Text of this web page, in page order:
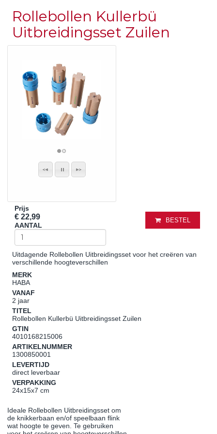
Rollebollen Kullerbü
Uitbreidingsset Zuilen
Prijs
€ 22,99
AANTAL
BESTEL
Uitdagende Rollebollen Uitbreidingsset voor het creëren van
verschillende hoogteverschillen
MERK
HABA
VANAF
2 jaar
TITEL
Rollebollen Kullerbü Uitbreidingsset Zuilen
GTIN
4010168215006
ARTIKELNUMMER
1300850001
LEVERTIJD
direct leverbaar
VERPAKKING
24x15x7 cm
Ideale Rollebollen Uitbreidingsset om
de knikkerbaan en/of speelbaan flink
wat hoogte te geven. Te gebruiken